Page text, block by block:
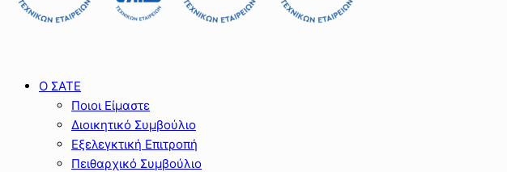
Ο ΣΑΤΕ
Ποιοι Είμαστε
Διοικητικό Συμβούλιο
Εξελεγκτική Επιτροπή
Πειθαρχικό Συμβούλιο